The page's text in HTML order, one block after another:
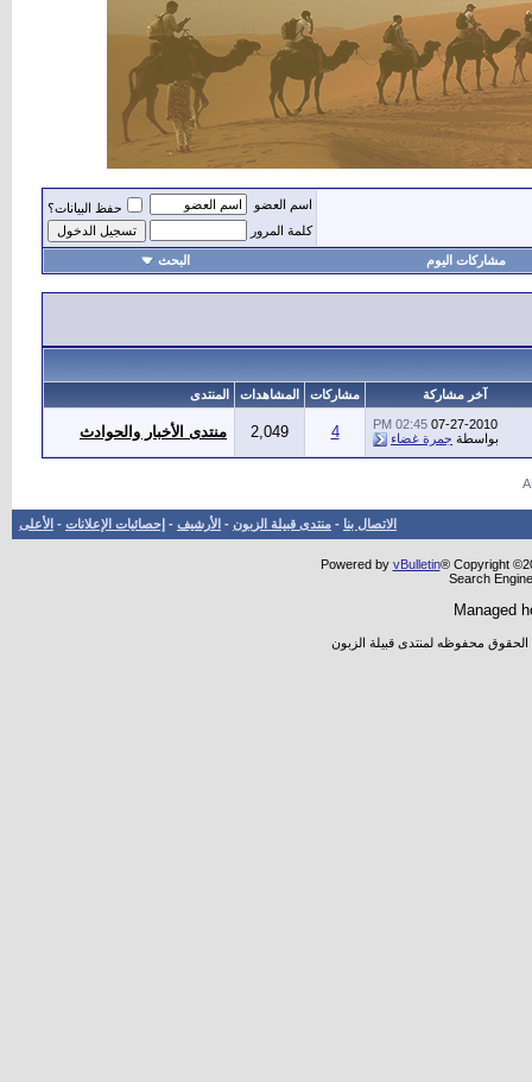
اسم العضو
حفظ البيانات؟
كلمة المرور
مشاركات اليوم البحث
آخر مشاركة مشاركات المشاهدات المنتدى
07-27-2010
02:45 PM
بواسطة جمرة غضاء 4
2,049 منتدى الأخبار والحوادث
الاتصال بنا - منتدى قبيلة الزبون - الأرشيف - إحصائيات الإعلانات - الأعلى
Powered by vBulletin® Copyright
Search
Managed
الحقوق محفوظه لمنتدى قبيلة الزبون